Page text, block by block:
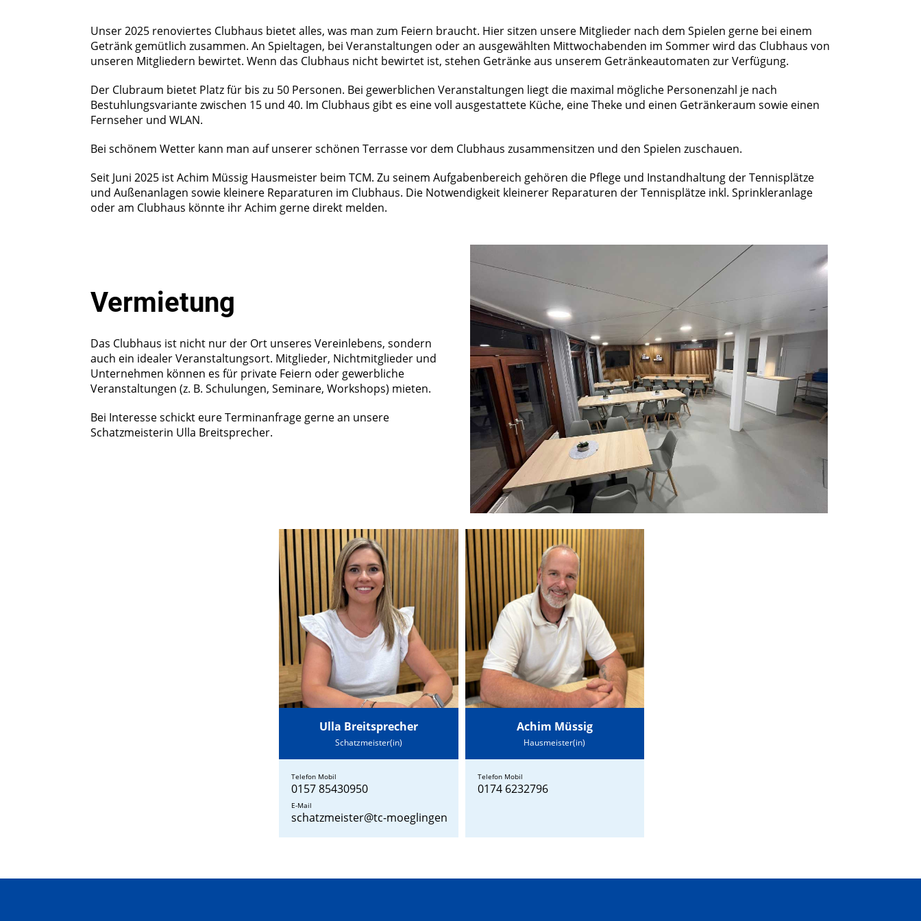
Unser 2025 renoviertes Clubhaus bietet alles, was man zum Feiern braucht. Hier sitzen unsere Mitglieder nach dem Spielen gerne bei einem
Getränk gemütlich zusammen. An Spieltagen, bei Veranstaltungen oder an ausgewählten Mittwochabenden im Sommer wird das Clubhaus von
unseren Mitgliedern bewirtet. Wenn das Clubhaus nicht bewirtet ist, stehen Getränke aus unserem Getränkeautomaten zur Verfügung.
Der Clubraum bietet Platz für bis zu 50 Personen. Bei gewerblichen Veranstaltungen liegt die maximal mögliche Personenzahl je nach
Bestuhlungsvariante zwischen 15 und 40. Im Clubhaus gibt es eine voll ausgestattete Küche, eine Theke und einen Getränkeraum sowie einen
Fernseher und WLAN.
Bei schönem Wetter kann man auf unserer schönen Terrasse vor dem Clubhaus zusammensitzen und den Spielen zuschauen.
Seit Juni 2025 ist Achim Müssig Hausmeister beim TCM. Zu seinem Aufgabenbereich gehören die Pflege und Instandhaltung der Tennisplätze
und Außenanlagen sowie kleinere Reparaturen im Clubhaus. Die Notwendigkeit kleinerer Reparaturen der Tennisplätze inkl. Sprinkleranlage
oder am Clubhaus könnte ihr Achim gerne direkt melden.
Vermietung
Das Clubhaus ist nicht nur der Ort unseres Vereinlebens, sondern
auch ein idealer Veranstaltungsort. Mitglieder, Nichtmitglieder und
Unternehmen können es für private Feiern oder gewerbliche
Veranstaltungen (z. B. Schulungen, Seminare, Workshops) mieten.
Bei Interesse schickt eure Terminanfrage gerne an unsere
Schatzmeisterin Ulla Breitsprecher.
Ulla Breitsprecher
Schatzmeister(in)
Telefon Mobil
0157 85430950
E-Mail
schatzmeister@tc-moeglingen.de
Achim Müssig
Hausmeister(in)
Telefon Mobil
0174 6232796